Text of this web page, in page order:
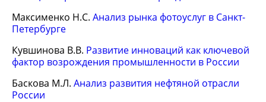
Максименко Н.С. Анализ рынка фотоуслуг в Санкт-
Петербурге
Кувшинова В.В. Развитие инноваций как ключевой
фактор возрождения промышленности в России
Баскова М.Л. Анализ развития нефтяной отрасли
России